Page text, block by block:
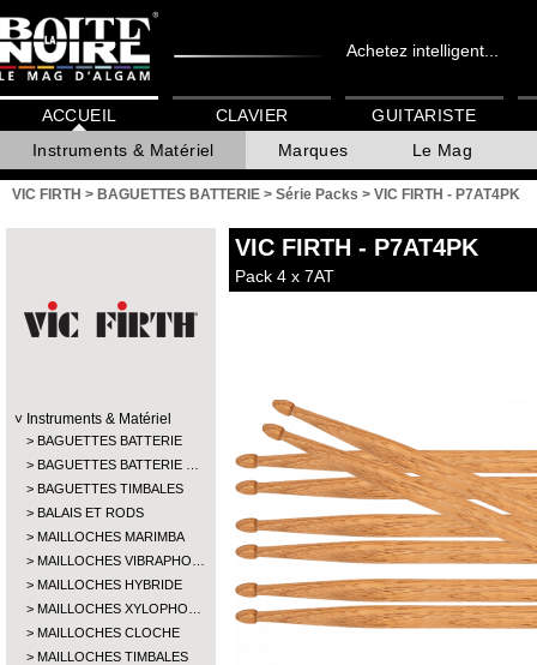
Achetez intelligent...
ACCUEIL
Instruments & Matériel
Marques Le Mag
CLAVIER GUITARISTE
VIC FIRTH > BAGUETTES BATTERIE > Série Packs > VIC FIRTH - P7AT4PK
Instruments & Matériel
BAGUETTES BATTERIE
BAGUETTES BATTERIE …
BAGUETTES TIMBALES
BALAIS ET RODS
MAILLOCHES MARIMBA
MAILLOCHES VIBRAPHO…
MAILLOCHES HYBRIDE
MAILLOCHES XYLOPHO…
MAILLOCHES CLOCHE
MAILLOCHES TIMBALES
VIC FIRTH - P7AT4PK
Pack 4 x 7AT